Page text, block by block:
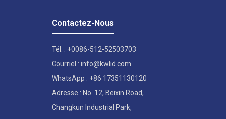
Contactez-Nous
Tél. : +0086-512-52503703
Courriel : info@kwlid.com
WhatsApp : +86 17351130120
Adresse : No. 12, Beixin Road,
Changkun Industrial Park,